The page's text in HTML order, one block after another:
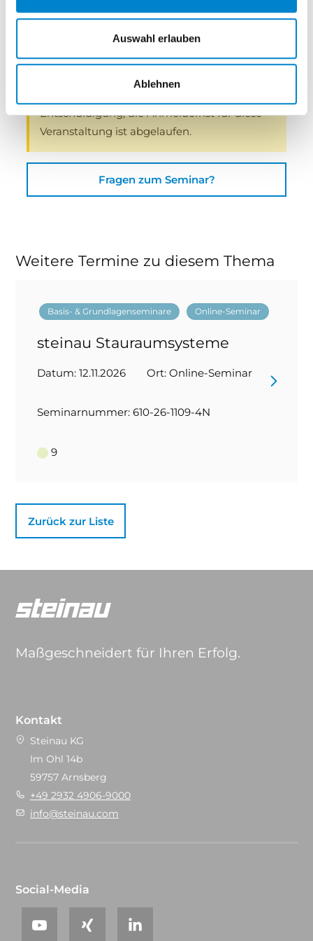
Auswahl erlauben
Ablehnen
Download Seminarbeschreibung
Entschuldigung, die Anmeldefrist für diese
Veranstaltung ist abgelaufen.
Fragen zum Seminar?
Weitere Termine zu diesem Thema
Basis- & Grundlagenseminare Online-Seminar
steinau Stauraumsysteme
Datum: 12.11.2026 Ort: Online-Seminar
Seminarnummer: 610-26-1109-4N
9
Zurück zur Liste
Maßgeschneidert für Ihren Erfolg.
Kontakt
Steinau KG
Im Ohl 14b
59757 Arnsberg
+49 2932 4906-9000
info@steinau.com
Social-Media